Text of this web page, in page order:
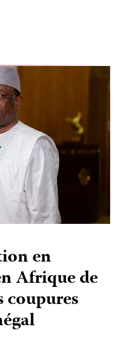
en
Afrique de
coupures